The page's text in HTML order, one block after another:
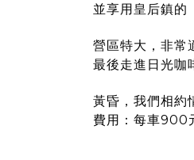
並享用皇后鎮的
營區特大，非常
最後走進日光咖
黃昏，我們相
費用：每車900